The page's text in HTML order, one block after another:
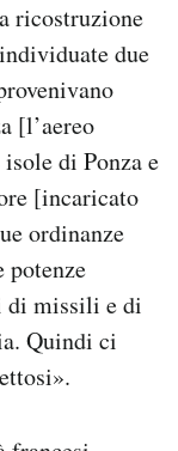
ricostruzione
due
[l’aereo
di Ponza e
[incaricato
ordinanze
potenze
di missili e di
Quindi ci